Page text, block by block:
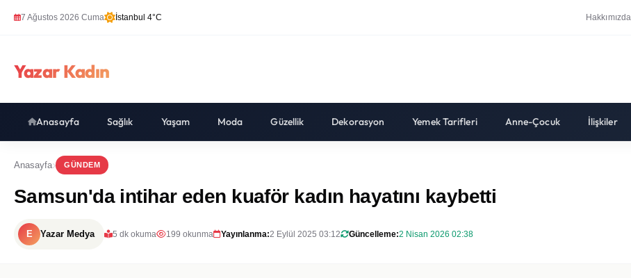
7 Ağustos 2026 Cuma İstanbul 4°C Hakkımızda
Yazar Kadın
Anasayfa Sağlık Yaşam Moda Güzellik Dekorasyon Yemek Tarifleri Anne-Çocuk İlişkiler
Anasayfa GÜNDEM
Samsun'da intihar eden kuaför kadın hayatını kaybetti
E Yazar Medya 5 dk okuma 199 okunma Yayınlanma:2 Eylül 2025 03:12 Güncelleme:2 Nisan 2026 02:38